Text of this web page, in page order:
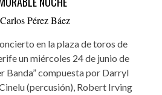
Carlos Pérez Báez
en la plaza de toros de
un miércoles 24 de junio de
Banda” compuesta por Darryl
(percusión), Robert Irving